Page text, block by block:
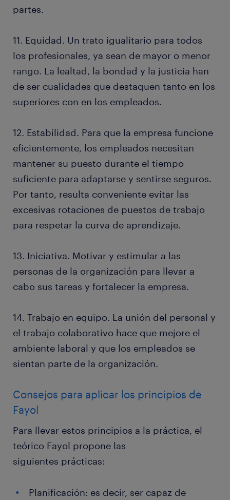
partes.
11. Equidad. Un trato igualitario para todos
los profesionales, ya sean de mayor o menor
rango. La lealtad, la bondad y la justicia han
de ser cualidades que destaquen tanto en los
superiores con en los empleados.
12. Estabilidad. Para que la empresa funcione
eficientemente, los empleados necesitan
mantener su puesto durante el tiempo
suficiente para adaptarse y sentirse seguros.
Por tanto, resulta conveniente evitar las
excesivas rotaciones de puestos de trabajo
para respetar la curva de aprendizaje.
13. Iniciativa. Motivar y estimular a las
personas de la organización para llevar a
cabo sus tareas y fortalecer la empresa.
14. Trabajo en equipo. La unión del personal y
el trabajo colaborativo hace que mejore el
ambiente laboral y que los empleados se
sientan parte de la organización.
Consejos para aplicar los principios de
Fayol
Para llevar estos principios a la práctica, el
teórico Fayol propone las
siguientes prácticas:
Planificación: es decir, ser capaz de